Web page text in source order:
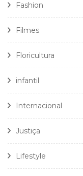
Fashion
Filmes
Floricultura
infantil
Internacional
Justiça
Lifestyle